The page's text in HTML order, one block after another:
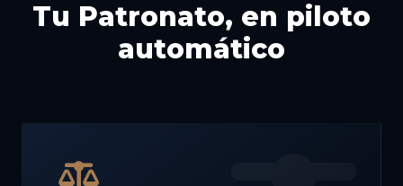
Tu Patronato, en piloto
automático